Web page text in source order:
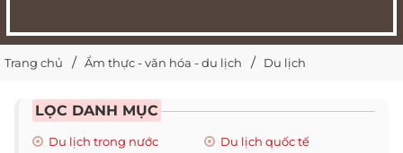
Trang chủ Ẩm thực - văn hóa - du lịch Du lịch
LỌC DANH MỤC
Du lịch trong nước Du lịch quốc tế